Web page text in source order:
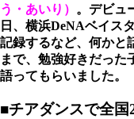
う・あいり） 。デビュ
日、横浜DeNAベイス
記録するなど、何かと
まで、勉強好きだった
語ってもらいました。
■チアダンスで全